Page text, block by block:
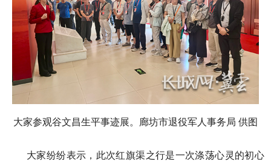
大家参观谷文昌生平事迹展。廊坊市退役军人事务局 供图
大家纷纷表示，此次红旗渠之行是一次涤荡心灵的初心